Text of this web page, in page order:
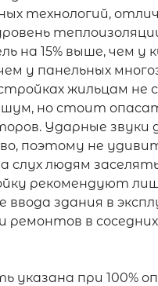
технологий,
на 15% выше, чем у
у панельных
жильцам не
но стоит
Ударные звуки
поэтому не
слух людям
рекомендуют
ввода здания в
ремонтов в
указана при 100%